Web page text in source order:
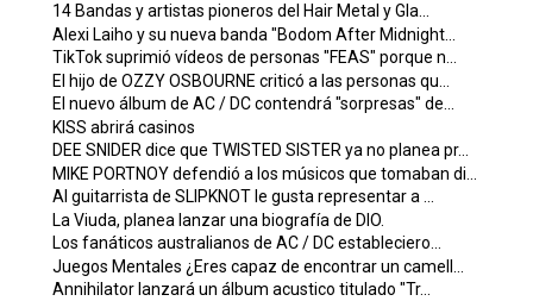
14 Bandas y artistas pioneros del Hair Metal y Gla...
Alexi Laiho y su nueva banda "Bodom After Midnight...
TikTok suprimió vídeos de personas "FEAS" porque n...
El hijo de OZZY OSBOURNE criticó a las personas qu...
El nuevo álbum de AC / DC contendrá "sorpresas" de...
KISS abrirá casinos
DEE SNIDER dice que TWISTED SISTER ya no planea pr...
MIKE PORTNOY defendió a los músicos que tomaban di...
Al guitarrista de SLIPKNOT le gusta representar a ...
La Viuda, planea lanzar una biografía de DIO.
Los fanáticos australianos de AC / DC estableciero...
Juegos Mentales ¿Eres capaz de encontrar un camell...
Annihilator lanzará un álbum acustico titulado "Tr...